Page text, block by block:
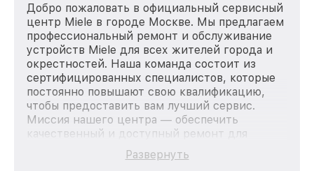
Добро пожаловать в официальный сервисный
центр Miele в городе Москве. Мы предлагаем
профессиональный ремонт и обслуживание
устройств Miele для всех жителей города и
окрестностей. Наша команда состоит из
сертифицированных специалистов, которые
постоянно повышают свою квалификацию,
чтобы предоставить вам лучший сервис.
Миссия нашего центра — обеспечить
качественный и доступный ремонт для
каждого пользователя продукции Miele, вне
зависимости от сложности поломки. Мы
Развернуть